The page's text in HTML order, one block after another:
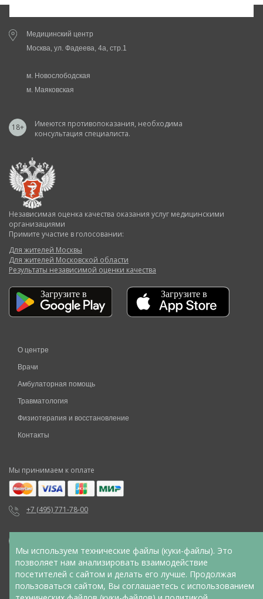
Медицинский центр
Москва, ул. Фадеева, 4а, стр.1
м. Новослободская
м. Маяковская
18+
Имеются противопоказания, необходима
консультация специалиста.
Независимая оценка качества оказания услуг медицинскими
организациями
Примите участие в голосовании:
Для жителей Москвы
Для жителей Московской области
Результаты независимой оценки качества
О центре
Врачи
Амбулаторная помощь
Травматология
Физиотерапия и восстановление
Контакты
Мы принимаем к оплате
+7 (495) 771-78-00
Указанные на сайте цены не являются публичной офертой (ст.
435 ГК РФ, cт. 437 ГК РФ). Для уточнения стоимости услуг
Мы используем технические файлы (куки-файлы). Это
позволяет нам анализировать взаимодействие
посетителей с сайтом и делать его лучше. Продолжая
пользоваться сайтом, Вы соглашаетесь с использованием